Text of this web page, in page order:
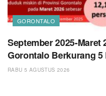
GORONTALO
September 2025-Maret
Gorontalo Berkurang 5
RABU 5 AGUSTUS 2026